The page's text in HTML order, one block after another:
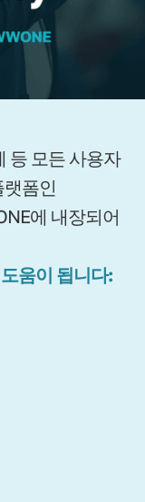
등 모든 사용자
폼인
에 내장되어
움이 됩니다: